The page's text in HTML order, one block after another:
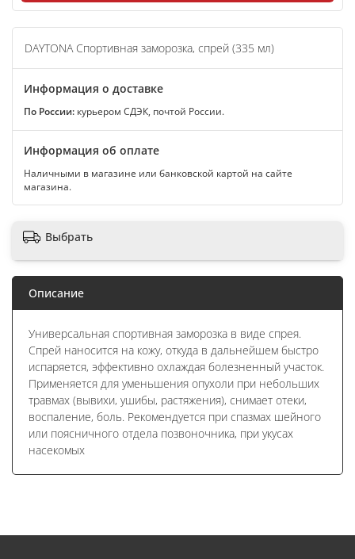
DAYTONA Спортивная заморозка, спрей (335 мл)
Информация о доставке
По России: курьером СДЭК, почтой России.
Информация об оплате
Наличными в магазине или банковской картой на сайте
магазина.
Выбрать
Описание
Универсальная спортивная заморозка в виде спрея.
Спрей наносится на кожу, откуда в дальнейшем быстро
испаряется, эффективно охлаждая болезненный участок.
Применяется для уменьшения опухоли при небольших
травмах (вывихи, ушибы, растяжения), снимает отеки,
воспаление, боль. Рекомендуется при спазмах шейного
или поясничного отдела позвоночника, при укусах
насекомых